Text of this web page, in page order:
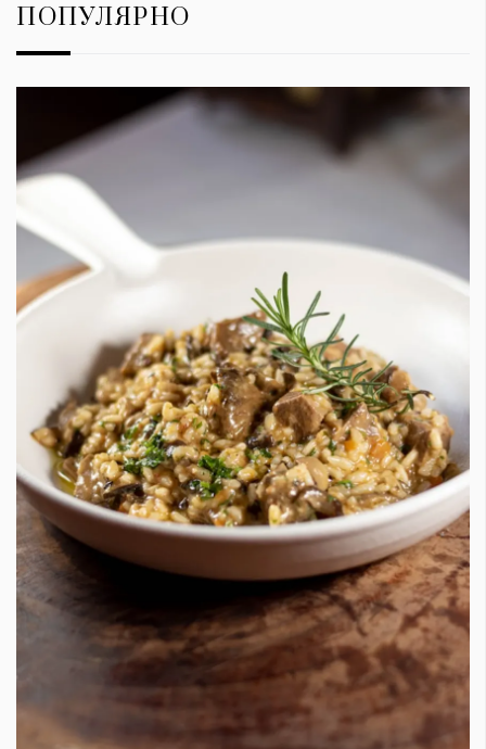
ПОПУЛЯРНО
КАТЕГОРИИ
Wine&Dine
Подкасти
Мода
Dialogue
Изкуство
Красота
Цветно
Гурме
ЗА НАС
Условия за
Политика за
ModerenDom
СЛЕДВАЙТЕ НИ
Facebook Instagram Twitter
Pinterest
YouTube
Spotify Soundcloud
Ако нашият сайт ви харесва, можете да се абонирате за
седмичния ни нюзлетър тук:
© 2026, HighViewArt | Всички права запазени